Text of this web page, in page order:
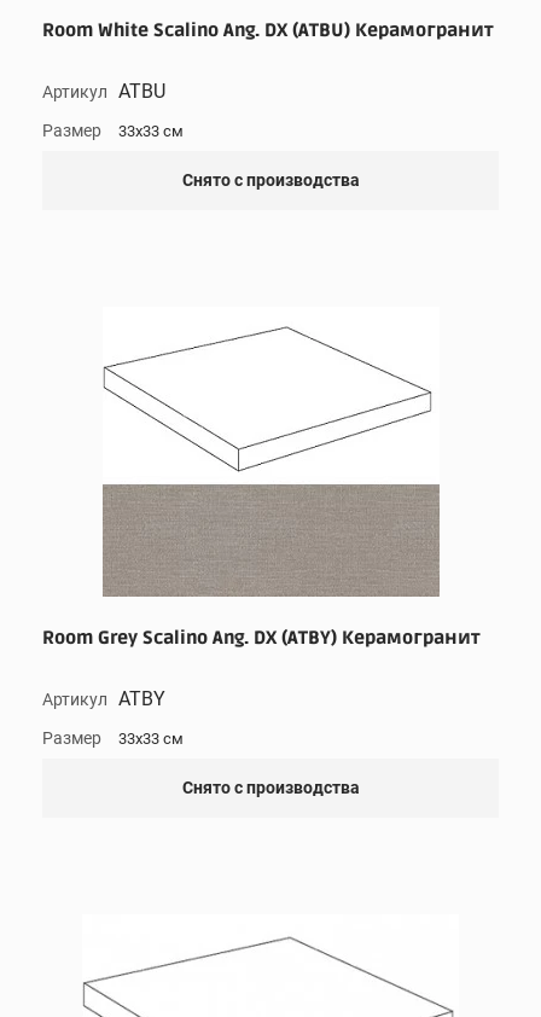
Room White Scalino Ang. DX (ATBU) Керамогранит
Артикул ATBU
Размер 33x33 см
Снято с производства
Room Grey Scalino Ang. DX (ATBY) Керамогранит
Артикул ATBY
Размер 33x33 см
Снято с производства